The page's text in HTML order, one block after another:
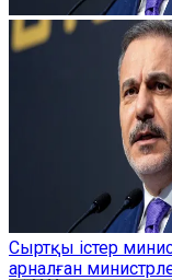
Сыртқы істер
арналған